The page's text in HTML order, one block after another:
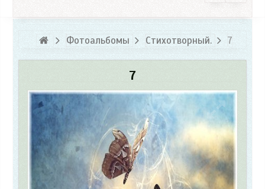
Фотоальбомы Стихотворный. 7
7